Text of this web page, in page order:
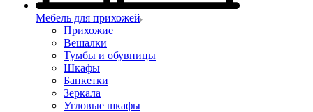
Мебель для прихожей
Прихожие
Вешалки
Тумбы и обувницы
Шкафы
Банкетки
Зеркала
Угловые шкафы